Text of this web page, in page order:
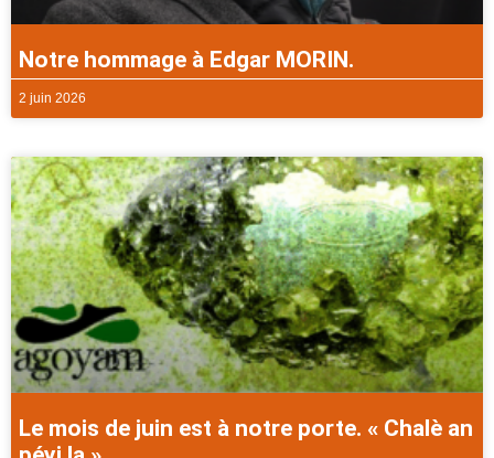
Notre hommage à Edgar MORIN.
2 juin 2026
Le mois de juin est à notre porte. « Chalè an